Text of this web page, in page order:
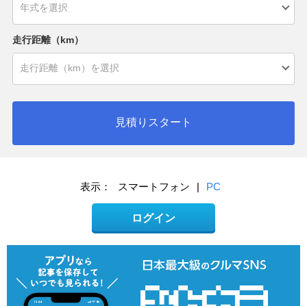
走行距離（km）
見積りスタート
表示： スマートフォン | PC
ログイン